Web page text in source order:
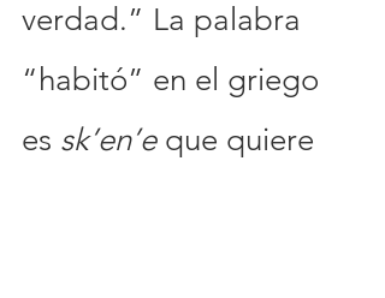
verdad.” La palabra
“habitó” en el griego
es sk’en’e que quiere